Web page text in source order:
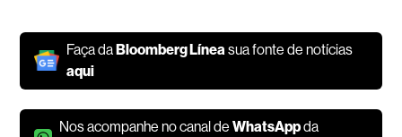
Faça daBloomberg Línea sua fonte de notícias
aqui
Nos acompanhe no canal deWhatsAppda